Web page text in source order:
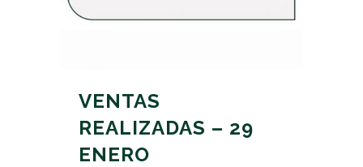
VENTAS
REALIZADAS – 29
ENERO